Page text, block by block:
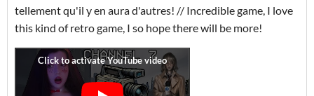
tellement qu'il y en aura d'autres! // Incredible game, I love
this kind of retro game, I so hope there will be more!